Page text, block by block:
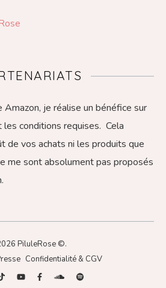
Amazon, je réalise un bénéfice sur
conditions requises. Cela
de vos achats ni les produits que
me sont absolument pas proposés
PiluleRose ©.
Confidentialité & CGV